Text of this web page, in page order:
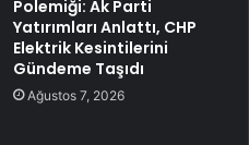
Polemiği: Ak Parti
Yatırımları Anlattı, CHP
Elektrik Kesintilerini
Gündeme Taşıdı
Ağustos 7, 2026